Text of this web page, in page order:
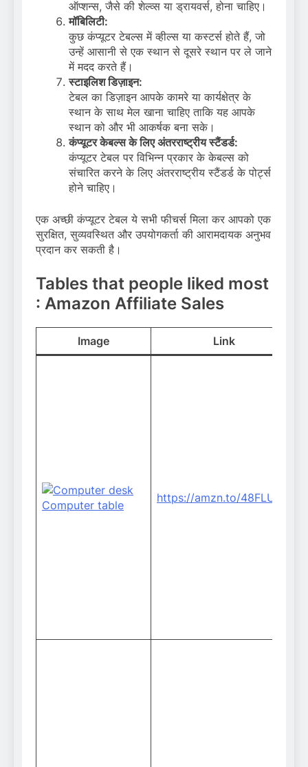
ऑप्शन्स, जैसे की शेल्व्स या ड्रायवर्स, होना चाहिए।
मॉबिलिटी:
कुछ कंप्यूटर टेबल्स में व्हील्स या कस्टर्स होते हैं, जो
उन्हें आसानी से एक स्थान से दूसरे स्थान पर ले जाने
में मदद करते हैं।
स्टाइलिश डिज़ाइन:
टेबल का डिज़ाइन आपके कामरे या कार्यक्षेत्र के
स्थान के साथ मेल खाना चाहिए ताकि यह आपके
स्थान को और भी आकर्षक बना सके।
कंप्यूटर केबल्स के लिए अंतरराष्ट्रीय स्टैंडर्ड:
कंप्यूटर टेबल पर विभिन्न प्रकार के केबल्स को
संचारित करने के लिए अंतरराष्ट्रीय स्टैंडर्ड के पोर्ट्स
होने चाहिए।
एक अच्छी कंप्यूटर टेबल ये सभी फीचर्स मिला कर आपको एक
सुरक्षित, सुव्यवस्थित और उपयोगकर्ता की आरामदायक अनुभव
प्रदान कर सकती है।
Tables that people liked most
: Amazon Affiliate Sales
Image Link
https://amzn.to/48FLUuY